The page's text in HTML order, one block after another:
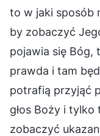
to w jaki sposób
by zobaczyć
pojawia się Bóg,
prawda i tam
potrafią przyjąć
głos Boży i
zobaczyć